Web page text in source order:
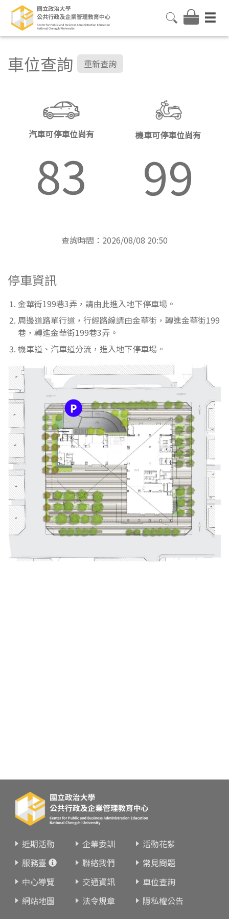
車位查詢 重新查詢
汽車可停車位尚有
83
機車可停車位尚有
99
查詢時間：2026/08/08 20:50
停車資訊
金華街199巷3弄，請由此進入地下停車場。
周邊道路單行道，行經路線請由金華街，轉進金華街199
巷，轉進金華街199巷3弄。
機車道、汽車道分流，進入地下停車場。
近期活動 企業委訓
活動花絮
服務臺
聯絡我們
常見問題
中心導覽
交通資訊
車位查詢
網站地圖
法令規章
隱私權公告